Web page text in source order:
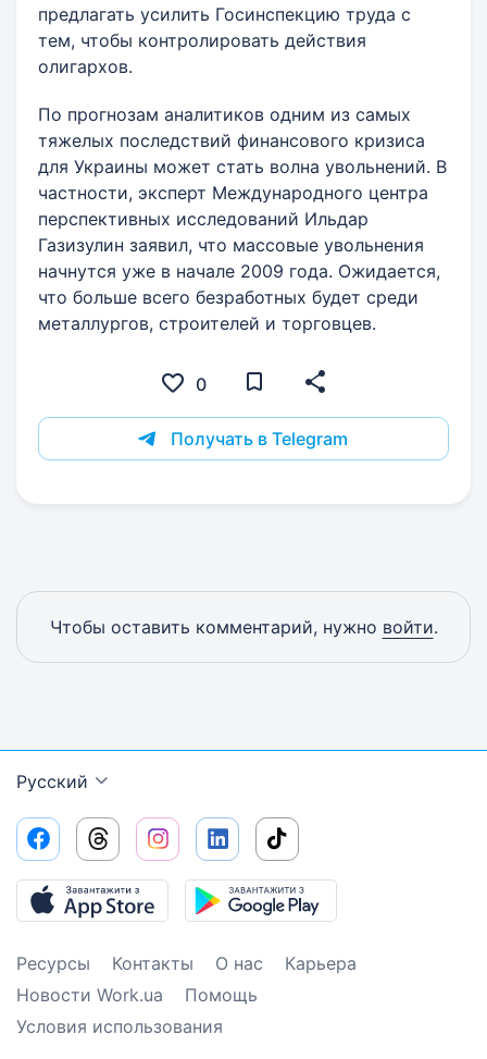
предлагать усилить Госинспекцию труда с
тем, чтобы контролировать действия
олигархов.
По прогнозам аналитиков одним из самых
тяжелых последствий финансового кризиса
для Украины может стать волна увольнений. В
частности, эксперт Международного центра
перспективных исследований Ильдар
Газизулин заявил, что массовые увольнения
начнутся уже в начале 2009 года. Ожидается,
что больше всего безработных будет среди
металлургов, строителей и торговцев.
0
Получать в Telegram
Чтобы оставить комментарий, нужно войти.
Русский
Ресурсы Контакты О нас
Карьера
Новости Work.ua
Помощь
Условия использования